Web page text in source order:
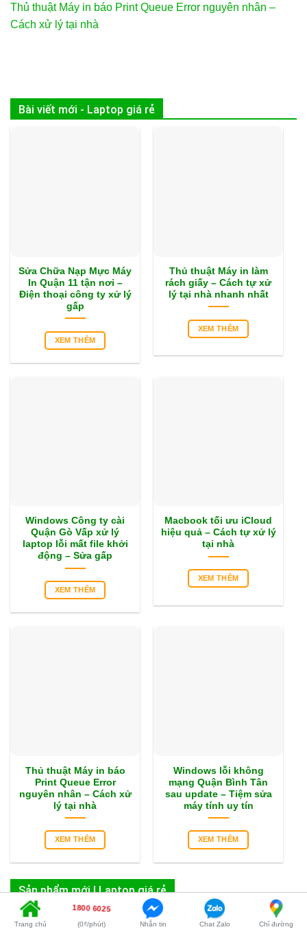
Thủ thuật Máy in báo Print Queue Error nguyên nhân –
Cách xử lý tại nhà
Bài viết mới - Laptop giá rẻ
Sửa Chữa Nạp Mực Máy
In Quận 11 tận nơi –
Điện thoại công ty xử lý
gấp
XEM THÊM
Thủ thuật Máy in làm
rách giấy – Cách tự xử
lý tại nhà nhanh nhất
XEM THÊM
Windows Công ty cài
Quận Gò Vấp xử lý
laptop lỗi mất file khởi
động – Sửa gấp
XEM THÊM
Macbook tối ưu iCloud
hiệu quả – Cách tự xử lý
tại nhà
XEM THÊM
Thủ thuật Máy in báo
Print Queue Error
nguyên nhân – Cách xử
lý tại nhà
XEM THÊM
Windows lỗi không
mạng Quận Bình Tân
sau update – Tiệm sửa
máy tính uy tín
XEM THÊM
Sản phẩm mới | Laptop giá rẻ
Trang chủ
1800 6025
(0₫/phút) Nhắn tin Chat Zalo Chỉ đường